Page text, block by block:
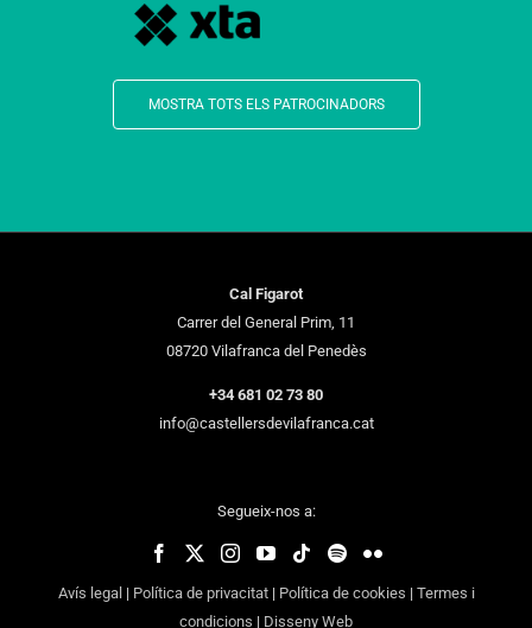
MOSTRA TOTS ELS PATROCINADORS
Cal Figarot
Carrer del General Prim, 11
08720 Vilafranca del Penedès
+34 681 02 73 80
info@castellersdevilafranca.cat
Segueix-nos a:
Avís legal| Política de privacitat| Política de cookies | Termes i
condicions | Disseny Web